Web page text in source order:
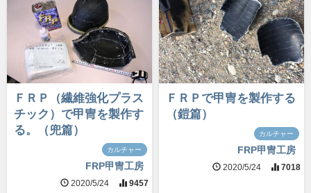
ＦＲＰ（繊維強化プラス
チック）で甲冑を製作す
る。（兜篇）
カルチャー
FRP甲冑工房
2020/5/24 9457
ＦＲＰで甲冑を製作する
（鎧篇）
カルチャー
FRP甲冑工房
2020/5/24 7018